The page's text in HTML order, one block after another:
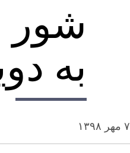
شور
به
۷ مهر ۱۳۹۸